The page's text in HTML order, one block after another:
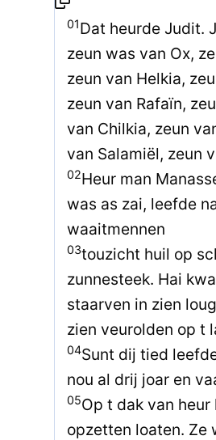
01Dat heurde Judit.
zeun was van Ox,
zeun van Helkia,
zeun van Rafaïn,
van Chilkia, zeun
van Salamiël, zeun
02Heur man
was as zai, leefde
waaitmennen
03touzicht huil op
zunnesteek. Hai
staarven in zien
zien veurolden op t
04Sunt dij tied
nou al drij joar en
05Op t dak van
opzetten loaten. Ze